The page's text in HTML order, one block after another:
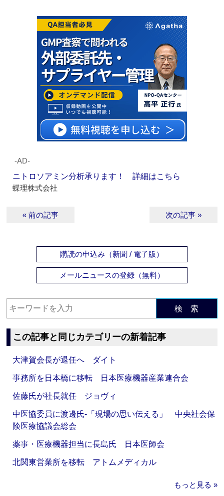
‐AD‐
ニトロソアミン分析承ります！ 詳細はこちら
蝶理株式会社
« 前の記事 次の記事 »
購読の申込み（新聞 / 電子版）
メールニュースの登録（無料）
検 索
この記事と同じカテゴリーの新着記事
大津賀会長が退任へ ダイト
事務所を日本橋に移転 日本医療機器産業連合会
佐藤氏が社長就任 ジョヴィ
中医協委員に渡邊氏‐「現場の思い伝える」 中央社会保
険医療協議会総会
薬事・医療機器担当に長島氏 日本医師会
北関東営業所を移転 アトムメディカル
もっと見る »